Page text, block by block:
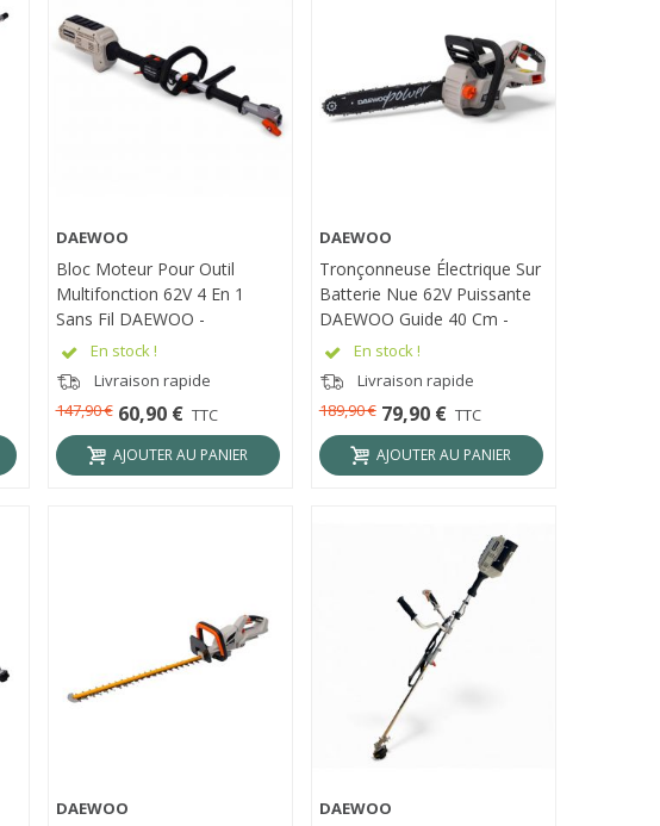
APERÇU RAPIDE
DAEWOO
Bloc Moteur Pour Outil
Multifonction 62V 4 En 1
Sans Fil DAEWOO -
DALMT62BL
En stock !
Livraison rapide
60,90 € TTC
147,90 €
AJOUTER AU PANIER
APERÇU RAPIDE
DAEWOO
Tronçonneuse Électrique Sur
Batterie Nue 62V Puissante
DAEWOO Guide 40 Cm -
DALCS62BL-16
En stock !
Livraison rapide
79,90 € TTC
189,90 €
AJOUTER AU PANIER
APERÇU RAPIDE
DAEWOO APERÇU RAPIDE
DAEWOO